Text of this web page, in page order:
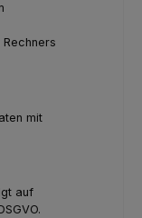
mit
auf